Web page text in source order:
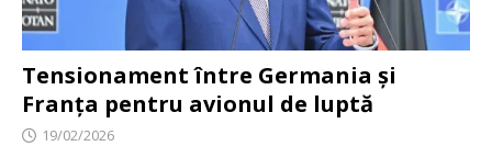
Tensionament între Germania și
Franța pentru avionul de luptă
19/02/2026